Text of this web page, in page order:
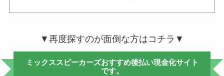
▼再度探すのが面倒な方はコチラ▼
ミックススピーカーズおすすめ後払い現金化サイト
です。